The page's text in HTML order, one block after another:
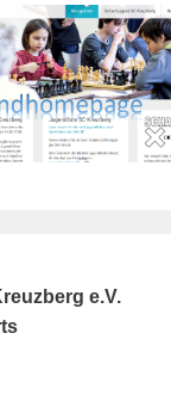
e.V.